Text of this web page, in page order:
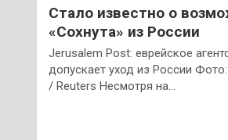
Стало известно о
«Сохнута» из России
Jerusalem Post: еврейское
допускает уход из России
/ Reuters Несмотря на…